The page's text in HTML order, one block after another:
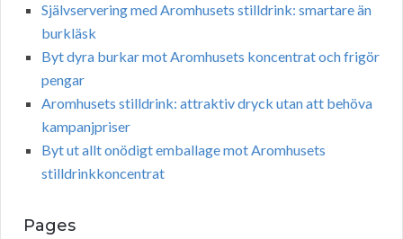
Självservering med Aromhusets stilldrink: smartare än
burkläsk
Byt dyra burkar mot Aromhusets koncentrat och frigör
pengar
Aromhusets stilldrink: attraktiv dryck utan att behöva
kampanjpriser
Byt ut allt onödigt emballage mot Aromhusets
stilldrinkkoncentrat
Pages